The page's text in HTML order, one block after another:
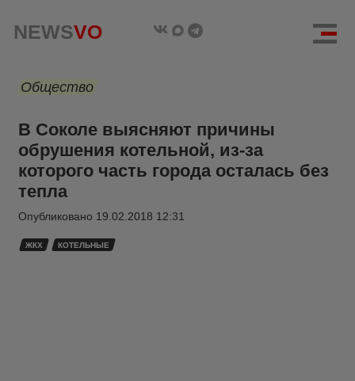
NEWSVO
Общество
В Соколе выясняют причины
обрушения котельной, из-за
которого часть города осталась без
тепла
Опубликовано 19.02.2018 12:31
ЖКХ КОТЕЛЬНЫЕ